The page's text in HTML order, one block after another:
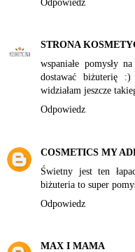
Odpowiedz
STRONA
wspaniałe pomysły
dostawać biżuterię
widziałam jeszcze
Odpowiedz
COSMETICS MY
Świetny jest ten
biżuteria to super
Odpowiedz
MAX I MAMA